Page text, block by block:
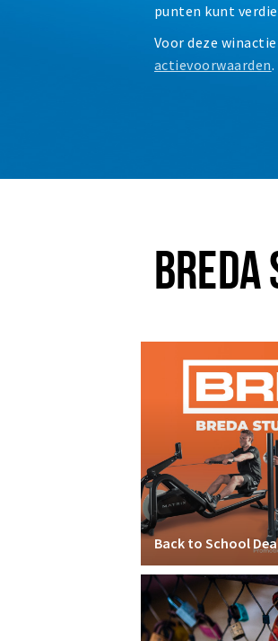
punten kunt
Voor deze
actievoorwaarden.
BREDA